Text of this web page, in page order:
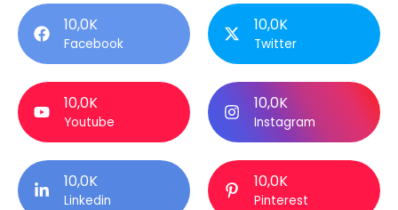
10,0K
Facebook
10,0K
Twitter
10,0K
Youtube
10,0K
Instagram
10,0K
Linkedin
10,0K
Pinterest